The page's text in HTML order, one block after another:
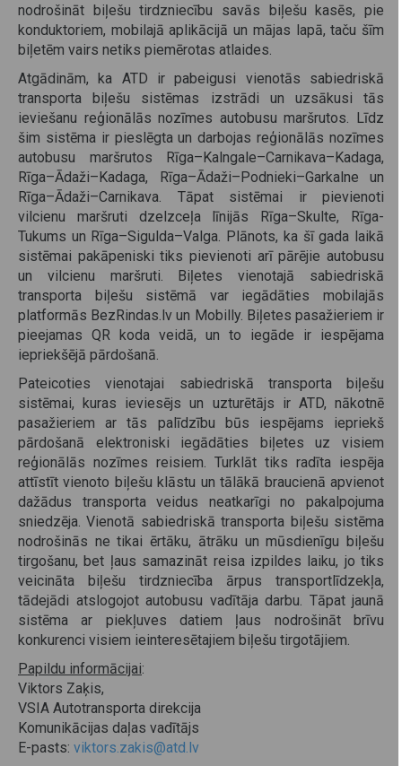
nodrošināt biļešu tirdzniecību savās biļešu kasēs, pie
konduktoriem, mobilajā aplikācijā un mājas lapā, taču šīm
biļetēm vairs netiks piemērotas atlaides.
Atgādinām, ka ATD ir pabeigusi vienotās sabiedriskā
transporta biļešu sistēmas izstrādi un uzsākusi tās
ieviešanu reģionālās nozīmes autobusu maršrutos. Līdz
šim sistēma ir pieslēgta un darbojas reģionālās nozīmes
autobusu maršrutos Rīga–Kalngale–Carnikava–Kadaga,
Rīga–Ādaži–Kadaga, Rīga–Ādaži–Podnieki–Garkalne un
Rīga–Ādaži–Carnikava. Tāpat sistēmai ir pievienoti
vilcienu maršruti dzelzceļa līnijās Rīga–Skulte, Rīga-
Tukums un Rīga–Sigulda–Valga. Plānots, ka šī gada laikā
sistēmai pakāpeniski tiks pievienoti arī pārējie autobusu
un vilcienu maršruti. Biļetes vienotajā sabiedriskā
transporta biļešu sistēmā var iegādāties mobilajās
platformās BezRindas.lv un Mobilly. Biļetes pasažieriem ir
pieejamas QR koda veidā, un to iegāde ir iespējama
iepriekšējā pārdošanā.
Pateicoties vienotajai sabiedriskā transporta biļešu
sistēmai, kuras ieviesējs un uzturētājs ir ATD, nākotnē
pasažieriem ar tās palīdzību būs iespējams iepriekš
pārdošanā elektroniski iegādāties biļetes uz visiem
reģionālās nozīmes reisiem. Turklāt tiks radīta iespēja
attīstīt vienoto biļešu klāstu un tālākā braucienā apvienot
dažādus transporta veidus neatkarīgi no pakalpojuma
sniedzēja. Vienotā sabiedriskā transporta biļešu sistēma
nodrošinās ne tikai ērtāku, ātrāku un mūsdienīgu biļešu
tirgošanu, bet ļaus samazināt reisa izpildes laiku, jo tiks
veicināta biļešu tirdzniecība ārpus transportlīdzekļa,
tādejādi atslogojot autobusu vadītāja darbu. Tāpat jaunā
sistēma ar piekļuves datiem ļaus nodrošināt brīvu
konkurenci visiem ieinteresētajiem biļešu tirgotājiem.
Papildu informācijai:
Viktors Zaķis,
VSIA Autotransporta direkcija
Komunikācijas daļas vadītājs
E-pasts: viktors.zakis@atd.lv